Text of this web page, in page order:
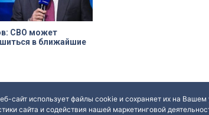
СВО может
в ближайшие
сайт использует файлы cookie и сохраняет их на
сайта и содействия нашей маркетинговой